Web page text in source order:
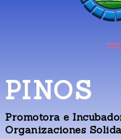
PINOS
Promotora e
Organizaciones